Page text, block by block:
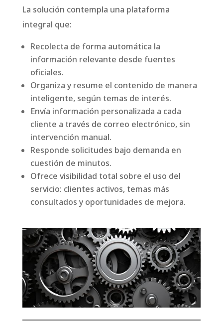
La solución contempla una plataforma
integral que:
Recolecta de forma automática la
información relevante desde fuentes
oficiales.
Organiza y resume el contenido de manera
inteligente, según temas de interés.
Envía información personalizada a cada
cliente a través de correo electrónico, sin
intervención manual.
Responde solicitudes bajo demanda en
cuestión de minutos.
Ofrece visibilidad total sobre el uso del
servicio: clientes activos, temas más
consultados y oportunidades de mejora.